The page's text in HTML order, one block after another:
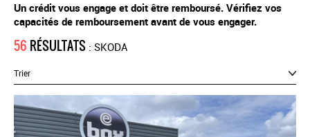
Un crédit vous engage et doit être remboursé. Vérifiez vos
capacités de remboursement avant de vous engager.
56 RÉSULTATS : SKODA
Trier